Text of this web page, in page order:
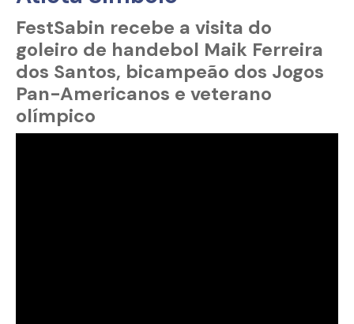
FestSabin recebe a visita do
goleiro de handebol Maik Ferreira
dos Santos, bicampeão dos Jogos
Pan-Americanos e veterano
olímpico